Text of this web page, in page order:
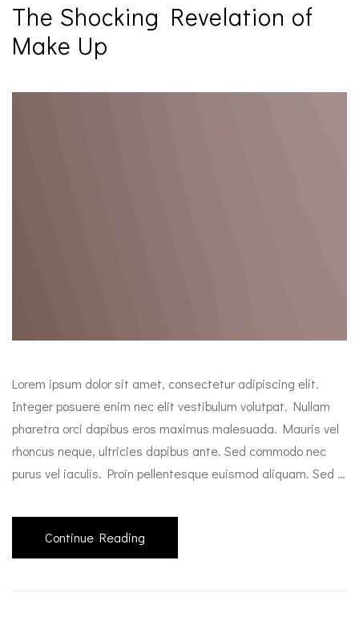
The Shocking Revelation of
Make Up
Lorem ipsum dolor sit amet, consectetur adipiscing elit.
Integer posuere enim nec elit vestibulum volutpat. Nullam
pharetra orci dapibus eros maximus malesuada. Mauris vel
rhoncus neque, ultricies dapibus ante. Sed commodo nec
purus vel iaculis. Proin pellentesque euismod aliquam. Sed …
Continue Reading